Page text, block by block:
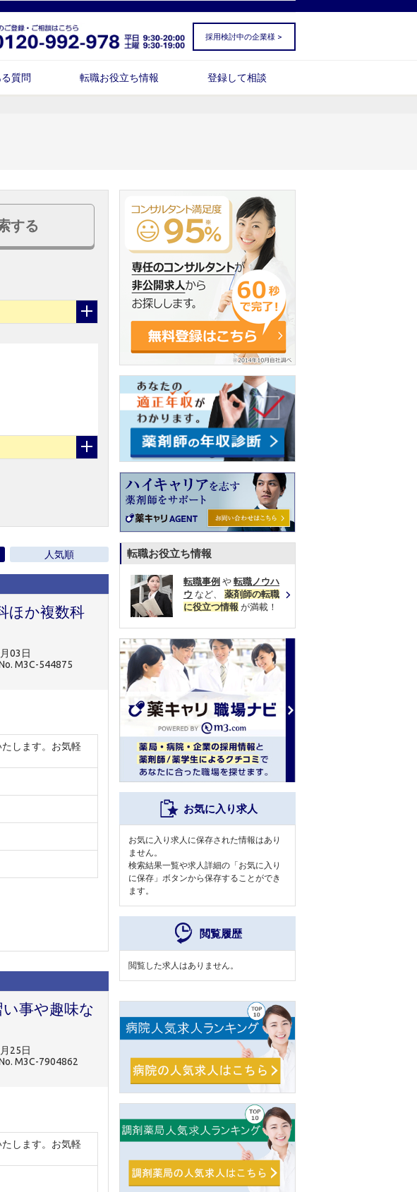
採用検討中の企業様 >
質問 転職お役立ち情報 登録して相談
する
人気順
ほか複数科
03日
M3C-544875
します。お気軽
事や趣味な
25日
M3C-7904862
します。お気軽
転職お役立ち情報
転職事例 や 転職ノウハ
ウ など、 薬剤師の転職
に役立つ情報 が満載！
お気に入り求人
お気に入り求人に保存された情報はあり
ません。
検索結果一覧や求人詳細の「お気に入り
に保存」ボタンから保存することができ
ます。
閲覧履歴
閲覧した求人はありません。